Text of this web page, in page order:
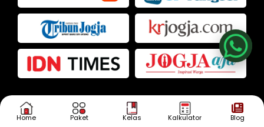
Home Paket Kelas Kalkulator Blog
Nia
Kak Iva
Kak Dias
KONSULTASISEKARANG!